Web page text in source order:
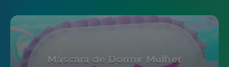
Máscara de Dormir Mulher